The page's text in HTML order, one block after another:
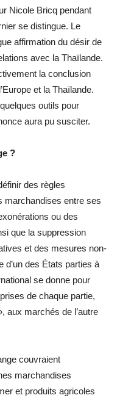
Nicole Bricq pendant
se distingue. Le
affirmation du désir de
avec la Thaïlande.
la conclusion
et la Thaïlande.
outils pour
aura pu susciter.
?
des règles
marchandises entre ses
ou des
que la suppression
et des mesures non-
d’un des États parties à
se donne pour
de chaque partie,
aux marchés de l’autre
couvraient
marchandises
et produits agricoles